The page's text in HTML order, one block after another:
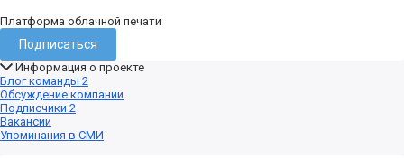
Платформа облачной печати
Подписаться
Информация о проекте
Блог команды 2
Обсуждение компании
Подписчики 2
Вакансии
Упоминания в СМИ